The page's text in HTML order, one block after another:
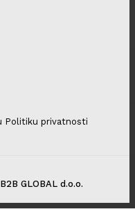
Politiku privatnosti
GLOBAL d.o.o.